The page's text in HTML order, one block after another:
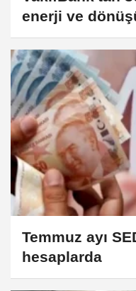
enerji ve
hamlesi
Temmuz ayı
hesaplarda